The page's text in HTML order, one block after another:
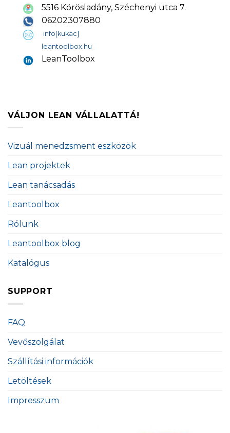
5516 Körösladány, Széchenyi utca 7.
06202307880
info[kukac]
leantoolbox.hu
LeanToolbox
VÁLJON LEAN VÁLLALATTÁ!
Vizuál menedzsment eszközök
Lean projektek
Lean tanácsadás
Leantoolbox
Rólunk
Leantoolbox blog
Katalógus
SUPPORT
FAQ
Vevőszolgálat
Szállítási információk
Letöltések
Impresszum